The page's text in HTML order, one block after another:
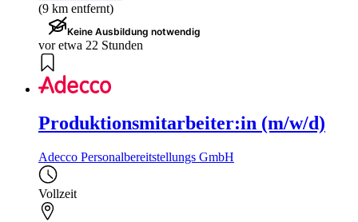
(9 km entfernt)
Keine Ausbildung notwendig
vor etwa 22 Stunden
Produktionsmitarbeiter:in (m/w/d)
Adecco Personalbereitstellungs GmbH
Vollzeit